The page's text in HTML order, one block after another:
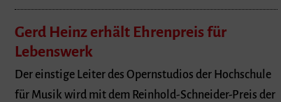
Gerd Heinz erhält Ehrenpreis für
Lebenswerk
Der einstige Leiter des Opernstudios der Hochschule
für Musik wird mit dem Reinhold-Schneider-Preis der